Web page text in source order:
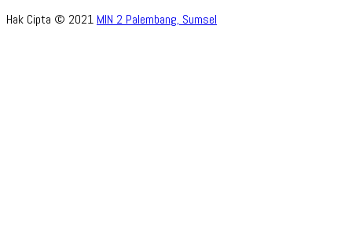
Hak Cipta © 2021 MIN 2 Palembang, Sumsel